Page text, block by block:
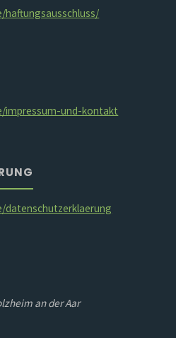
haftungsausschluss/
impressum-und-kontakt
datenschutzerklaerung
an der Aar